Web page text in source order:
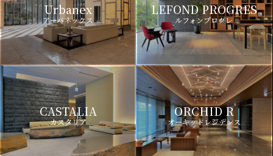
Urbanex
アーバネックス
LEFOND PROGRES
ルフォンプログレ
CASTALIA
カスタリア
ORCHID R
オーキッドレジデンス